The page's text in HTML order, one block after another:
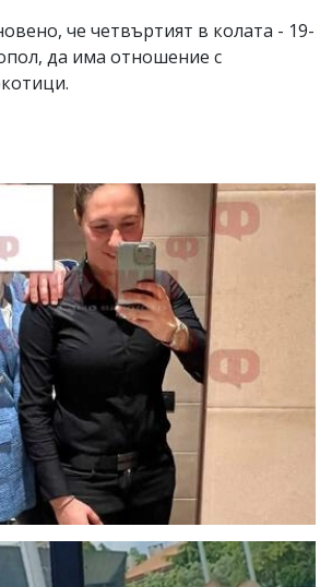
че четвъртият в колата - 19-
да има отношение с